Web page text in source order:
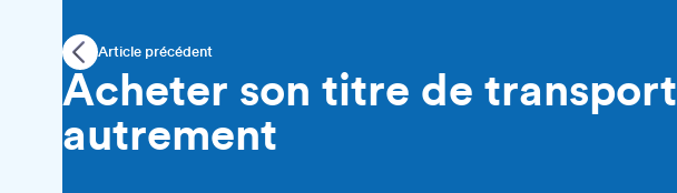
Article précédent
Acheter son titre de transport
autrement